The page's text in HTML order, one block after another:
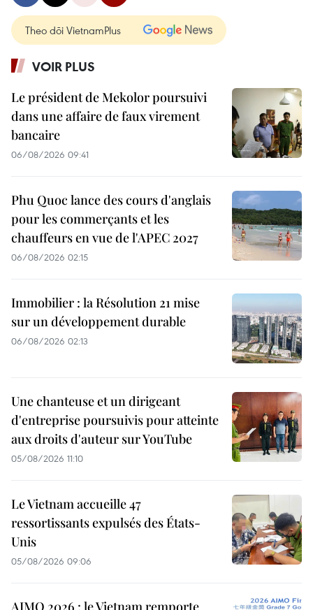
Theo dõi VietnamPlus
VOIR PLUS
Le président de Mekolor poursuivi
dans une affaire de faux virement
bancaire
06/08/2026 09:41
Phu Quoc lance des cours d'anglais
pour les commerçants et les
chauffeurs en vue de l'APEC 2027
06/08/2026 02:15
Immobilier : la Résolution 21 mise
sur un développement durable
06/08/2026 02:13
Une chanteuse et un dirigeant
d'entreprise poursuivis pour atteinte
aux droits d'auteur sur YouTube
05/08/2026 11:10
Le Vietnam accueille 47
ressortissants expulsés des États-
Unis
05/08/2026 09:06
AIMO 2026 : le Vietnam remporte